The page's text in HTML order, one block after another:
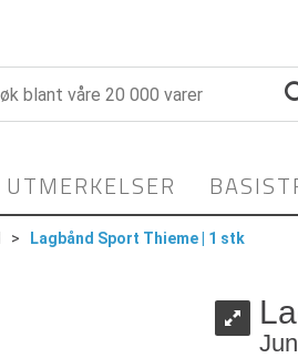
UTMERKELSER
> Lagbånd Sport Thieme | 1 stk